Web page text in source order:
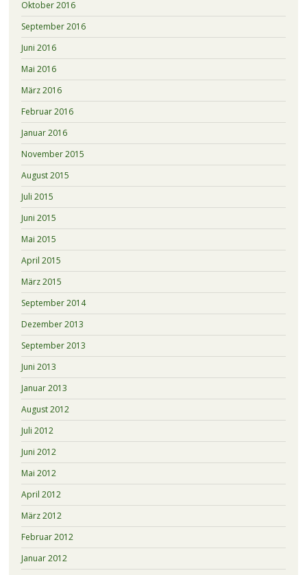
Oktober 2016
September 2016
Juni 2016
Mai 2016
März 2016
Februar 2016
Januar 2016
November 2015
August 2015
Juli 2015
Juni 2015
Mai 2015
April 2015
März 2015
September 2014
Dezember 2013
September 2013
Juni 2013
Januar 2013
August 2012
Juli 2012
Juni 2012
Mai 2012
April 2012
März 2012
Februar 2012
Januar 2012